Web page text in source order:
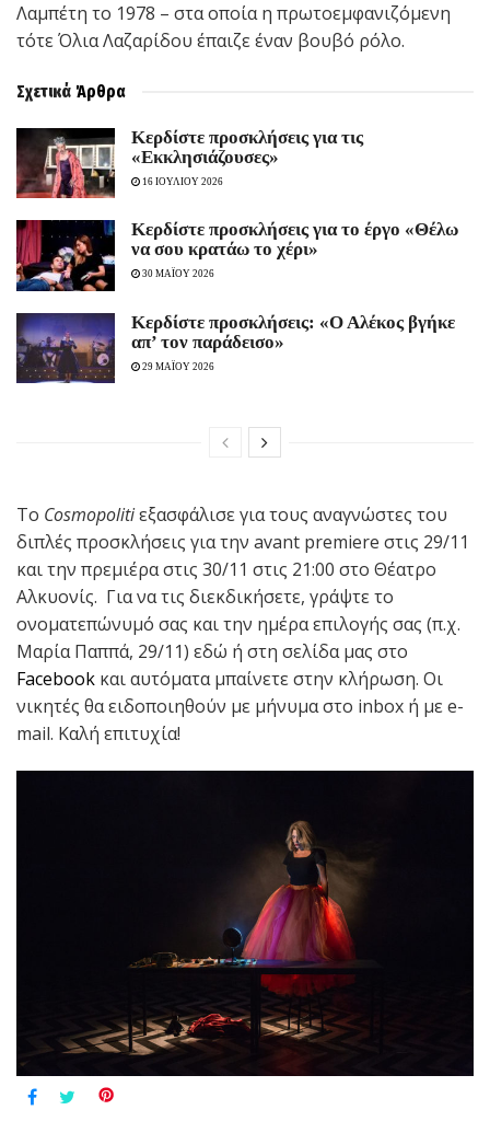
Λαμπέτη το 1978 – στα οποία η πρωτοεμφανιζόμενη
τότε Όλια Λαζαρίδου έπαιζε έναν βουβό ρόλο.
Σχετικά Άρθρα
Kερδίστε προσκλήσεις για τις
«Εκκλησιάζουσες»
16 ΙΟΥΛΙΟΥ 2026
Κερδίστε προσκλήσεις για το έργο «Θέλω
να σου κρατάω το χέρι»
30 ΜΑΪΟΥ 2026
Κερδίστε προσκλήσεις: «Ο Αλέκος βγήκε
απ’ τον παράδεισο»
29 ΜΑΪΟΥ 2026
Το Cosmopolitiεξασφάλισε για τους αναγνώστες του
διπλές προσκλήσεις για την avant premiere στις 29/11
και την πρεμιέρα στις 30/11 στις 21:00 στο Θέατρο
Αλκυονίς. Για να τις διεκδικήσετε, γράψτε το
ονοματεπώνυμό σας και την ημέρα επιλογής σας (π.χ.
Μαρία Παππά, 29/11) εδώ ή στη σελίδα μας στο
Facebook και αυτόματα μπαίνετε στην κλήρωση. Οι
νικητές θα ειδοποιηθούν με μήνυμα στο inbox ή με e-
mail. Καλή επιτυχία!